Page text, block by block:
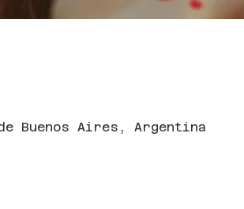
Buenos Aires, Argentina